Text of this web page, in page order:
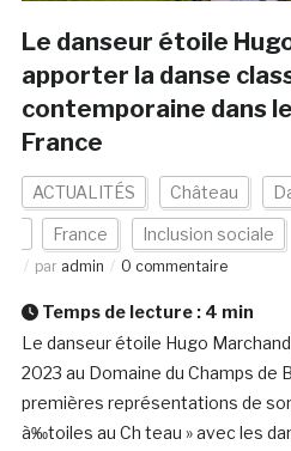
Le danseur étoile
apporter la danse
contemporaine dans
France
ACTUALITÉS Château
France Inclusion sociale
par admin 0 commentaire
Temps de lecture : 4 min
Le danseur étoile Hugo
2023 au Domaine du Champs de
premières représentations de
à‰toiles au Ch teau » avec les